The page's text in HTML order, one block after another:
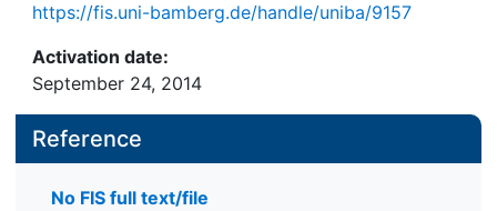
https://fis.uni-bamberg.de/handle/uniba/9157
Activation date:
September 24, 2014
Reference
No FIS full text/file